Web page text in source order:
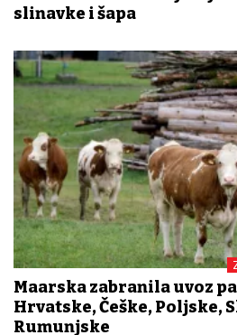
slinavke i šapa
Mađarska zabranila uvoz
Hrvatske, Češke, Poljske,
Rumunjske